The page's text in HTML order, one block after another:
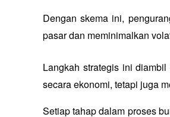
Dengan skema ini,
pasar dan meminimalkan
Langkah strategis ini
secara ekonomi, tetapi juga
Setiap tahap dalam proses